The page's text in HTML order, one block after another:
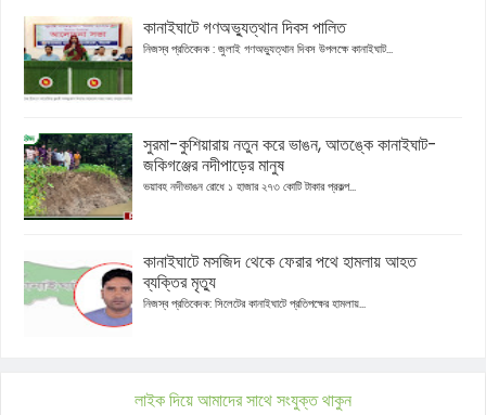
কানাইঘাটে গণঅভ্যুত্থান দিবস পালিত
নিজস্ব প্রতিবেদক : জুলাই গণঅভ্যুত্থান দিবস উপলক্ষে কানাইঘাট...
সুরমা-কুশিয়ারায় নতুন করে ভাঙন, আতঙ্কে কানাইঘাট-
জকিগঞ্জের নদীপাড়ের মানুষ
ভয়াবহ নদীভাঙন রোধে ১ হাজার ২৭৩ কোটি টাকার প্রকল্প...
কানাইঘাটে মসজিদ থেকে ফেরার পথে হামলায় আহত
ব্যক্তির মৃত্যু
নিজস্ব প্রতিবেদক: সিলেটের কানাইঘাটে প্রতিপক্ষের হামলায়...
লাইক দিয়ে আমাদের সাথে সংযুক্ত থাকুন